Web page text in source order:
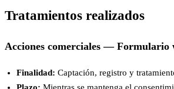
Tratamientos realizados
Acciones comerciales — Formulario
Finalidad: Captación, registro y
Plazo: Mientras se mantenga el